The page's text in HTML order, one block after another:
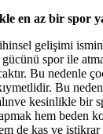
en az bir spor
gelişimi
spor ile
Bu nedenle
Bu
kesinlikle bir
hem beden
de kas ve